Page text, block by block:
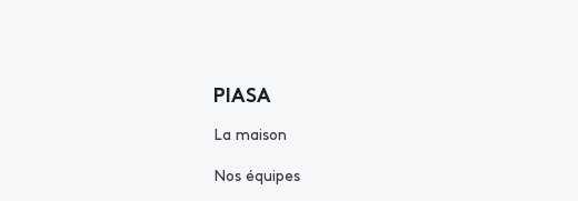
PIASA
La maison
Nos équipes